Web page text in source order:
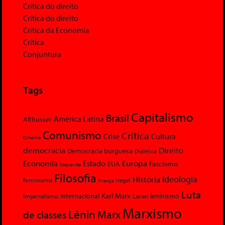
Crítica do direito
Crítica do direito
Crítica da Economia
Crítica
Conjuntura
Tags
Althusser América Latina Brasil Capitalismo
Cinema Comunismo Crise Crítica Cultura
democracia Democracia burguesa Dialética Direito
Economia Esquerda Estado EUA Europa Fascismo
feminismo Filosofia França Hegel História Ideologia
Imperialismo Internacional Karl Marx Lacan leninismo Luta
de classesLênin MarxMarxismo